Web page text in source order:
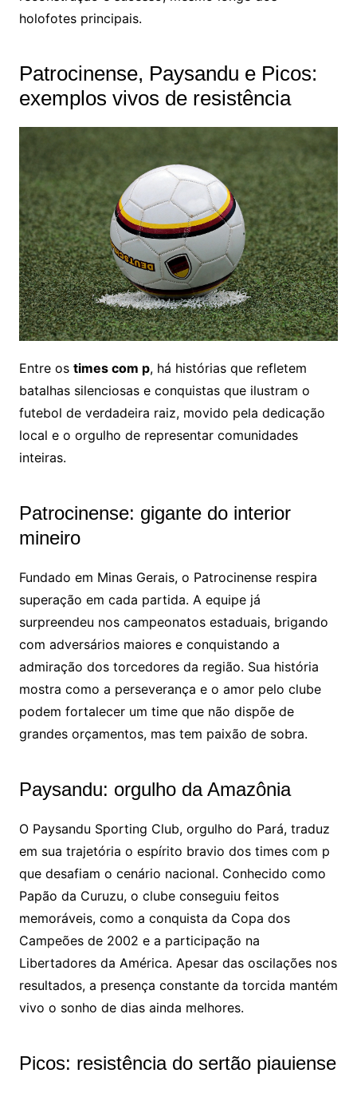
holofotes principais.
Patrocinense, Paysandu e Picos:
exemplos vivos de resistência
Entre os times com p, há histórias que refletem
batalhas silenciosas e conquistas que ilustram o
futebol de verdadeira raiz, movido pela dedicação
local e o orgulho de representar comunidades
inteiras.
Patrocinense: gigante do interior
mineiro
Fundado em Minas Gerais, o Patrocinense respira
superação em cada partida. A equipe já
surpreendeu nos campeonatos estaduais, brigando
com adversários maiores e conquistando a
admiração dos torcedores da região. Sua história
mostra como a perseverança e o amor pelo clube
podem fortalecer um time que não dispõe de
grandes orçamentos, mas tem paixão de sobra.
Paysandu: orgulho da Amazônia
O Paysandu Sporting Club, orgulho do Pará, traduz
em sua trajetória o espírito bravio dos times com p
que desafiam o cenário nacional. Conhecido como
Papão da Curuzu, o clube conseguiu feitos
memoráveis, como a conquista da Copa dos
Campeões de 2002 e a participação na
Libertadores da América. Apesar das oscilações nos
resultados, a presença constante da torcida mantém
vivo o sonho de dias ainda melhores.
Picos: resistência do sertão piauiense